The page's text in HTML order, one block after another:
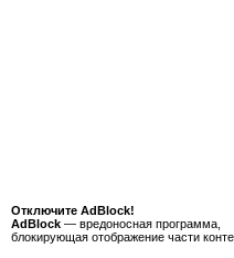
Отключите AdBlock!
AdBlock — вредоносная программа,
блокирующая отображение части